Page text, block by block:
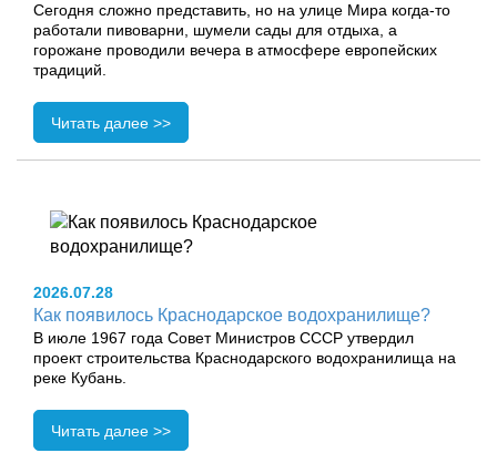
Сегодня сложно представить, но на улице Мира когда-то
работали пивоварни, шумели сады для отдыха, а
горожане проводили вечера в атмосфере европейских
традиций.
Читать далее >>
2026.07.28
Как появилось Краснодарское водохранилище?
В июле 1967 года Совет Министров СССР утвердил
проект строительства Краснодарского водохранилища на
реке Кубань.
Читать далее >>